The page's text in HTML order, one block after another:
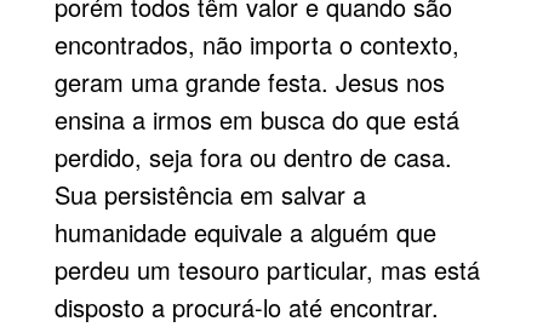
encontrados, não importa o contexto,
geram uma grande festa. Jesus nos
ensina a irmos em busca do que está
perdido, seja fora ou dentro de casa.
Sua persistência em salvar a
humanidade equivale a alguém que
perdeu um tesouro particular, mas está
disposto a procurá-lo até encontrar.